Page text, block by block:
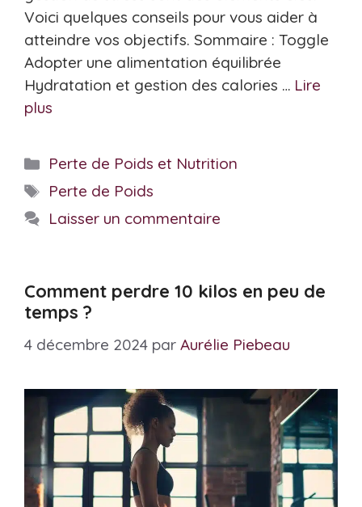
Voici quelques conseils pour vous aider à
atteindre vos objectifs. Sommaire : Toggle
Adopter une alimentation équilibrée
Hydratation et gestion des calories … Lire
plus
Catégories
Perte de Poids et Nutrition
Étiquettes
Perte de Poids
Laisser un commentaire
Comment perdre 10 kilos en peu de
temps ?
4 décembre 2024 par Aurélie Piebeau